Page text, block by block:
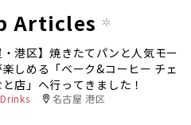
Articles
・港区】焼きたてパンと人気モー
しめる「ベーク&コーヒー チェ
店」へ行ってきました！
名古屋 港区